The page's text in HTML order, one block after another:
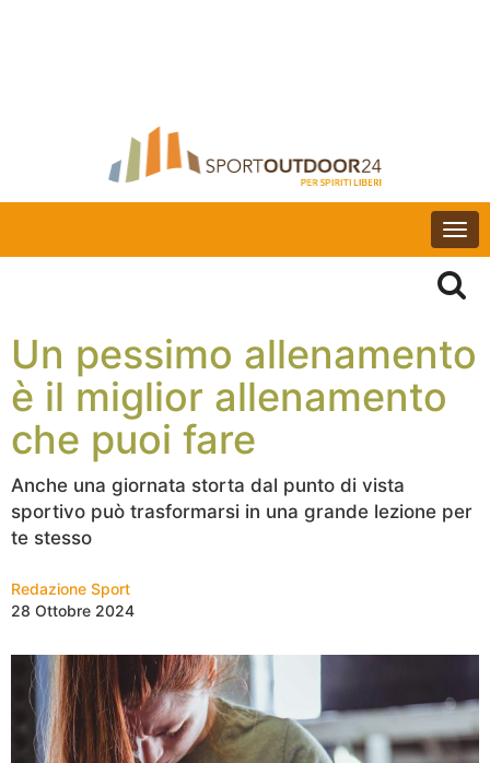
Un pessimo allenamento
è il miglior allenamento
che puoi fare
Anche una giornata storta dal punto di vista
sportivo può trasformarsi in una grande lezione per
te stesso
Redazione Sport
28 Ottobre 2024